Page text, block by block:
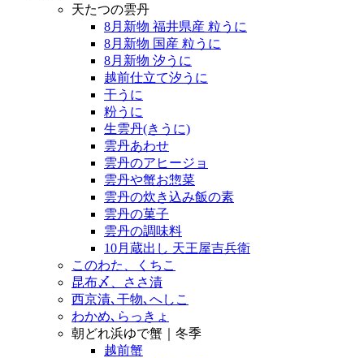
天たつの雲丹
8月新物 福井県産 粒うに
8月新物 国産 粒うに
8月新物 汐うに
越前仕立て汐うに
干うに
粉うに
生雲丹(きうに)
雲丹あわせ
雲丹のアヒージョ
雲丹や蟹お惣菜
雲丹の炊き込み飯の素
雲丹の菓子
雲丹の調味料
10月蔵出し 天王屋吉兵衛
このわた、くちこ
昆布〆、ささ漬
西京漬､干物､へしこ
わかめ､らっきょ
朝どれ浜ゆで蟹｜冬季
越前蟹